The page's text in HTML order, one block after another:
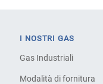
I NOSTRI GAS
Gas Industriali
Modalità di fornitura